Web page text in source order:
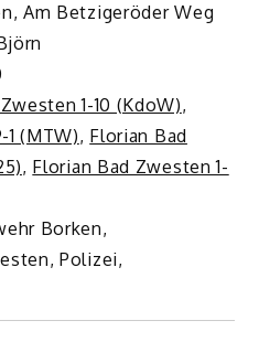
Am Betzigeröder Weg
1-10 (KdoW),
1 (MTW), Florian Bad
, Florian Bad Zwesten 1-
Borken,
Polizei,